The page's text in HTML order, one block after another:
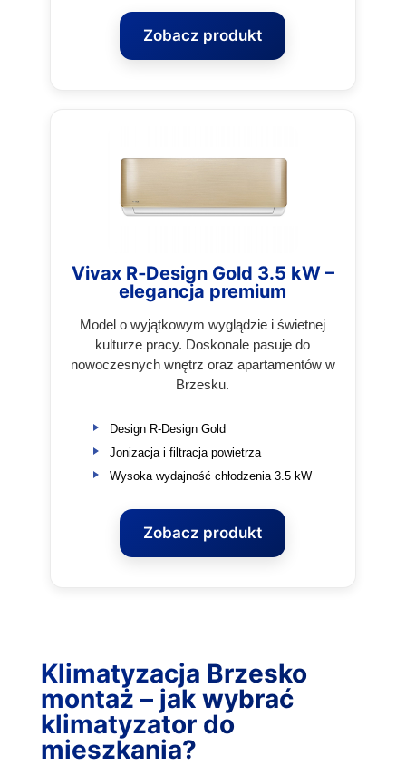
Zobacz produkt
Vivax R‑Design Gold 3.5 kW –
elegancja premium
Model o wyjątkowym wyglądzie i świetnej
kulturze pracy. Doskonale pasuje do
nowoczesnych wnętrz oraz apartamentów w
Brzesku.
Design R‑Design Gold
Jonizacja i filtracja powietrza
Wysoka wydajność chłodzenia 3.5 kW
Zobacz produkt
Klimatyzacja Brzesko
montaż – jak wybrać
klimatyzator do
mieszkania?